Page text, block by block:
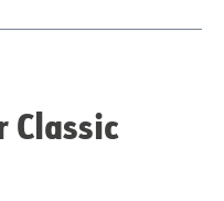
Classic